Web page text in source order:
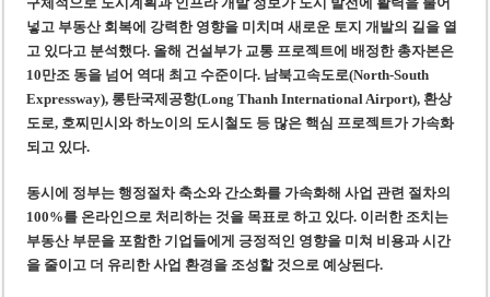
넣고 부동산 회복에 강력한 영향을 미치며 새로운 토지 개발의 길을 열
고 있다고 분석했다. 올해 건설부가 교통 프로젝트에 배정한 총자본은
10만조 동을 넘어 역대 최고 수준이다. 남북고속도로(North-South
Expressway), 롱탄국제공항(Long Thanh International Airport), 환상
도로, 호찌민시와 하노이의 도시철도 등 많은 핵심 프로젝트가 가속화
되고 있다.
동시에 정부는 행정절차 축소와 간소화를 가속화해 사업 관련 절차의
100%를 온라인으로 처리하는 것을 목표로 하고 있다. 이러한 조치는
부동산 부문을 포함한 기업들에게 긍정적인 영향을 미쳐 비용과 시간
을 줄이고 더 유리한 사업 환경을 조성할 것으로 예상된다.